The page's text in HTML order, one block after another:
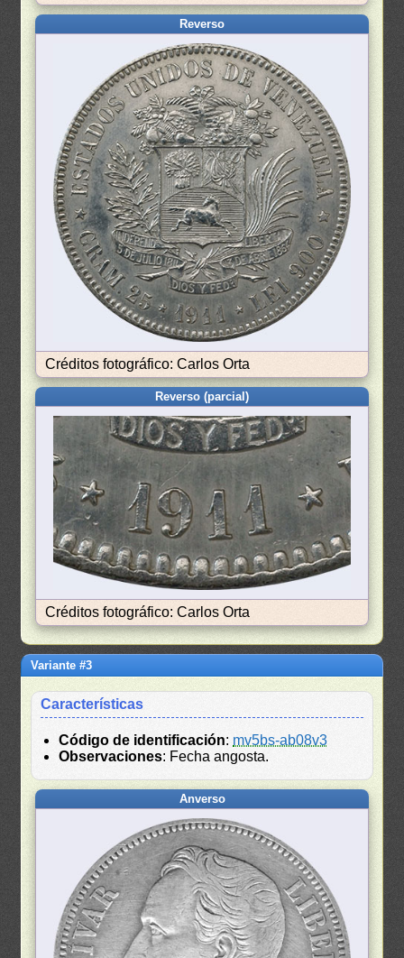
Reverso
Créditos fotográfico: Carlos Orta
Reverso (parcial)
Créditos fotográfico: Carlos Orta
Variante #3
Características
Código de identificación: mv5bs-ab08v3
Observaciones: Fecha angosta.
Anverso